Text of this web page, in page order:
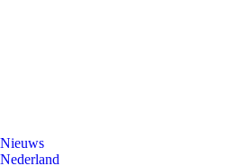
Nieuws
Nederland